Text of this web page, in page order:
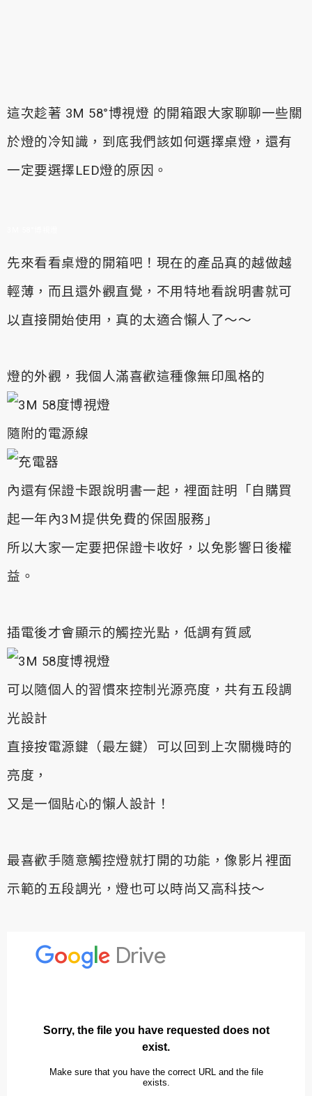
這次趁著 3M 58°博視燈 的開箱跟大家聊聊一些關
於燈的冷知識， 到底我們該如何選擇桌燈，還有
一定要選擇LED燈的原因。
先來看看桌燈的開箱吧！現在的產品真的越做越
輕薄， 而且還外觀直覺，不用特地看說明書就可
以直接開始使用，真的太適合懶人了～～
燈的外觀，我個人滿喜歡這種像無印風格的
隨附的電源線
內還有保證卡跟說明書一起，裡面註明「自購買
起一年內3Ｍ提供免費的保固服務」
所以大家一定要把保證卡收好，以免影響日後權
益。
插電後才會顯示的觸控光點，低調有質感
可以隨個人的習慣來控制光源亮度，共有五段調
光設計
直接按電源鍵（最左鍵）可以回到上次關機時的
亮度，
又是一個貼心的懶人設計！
最喜歡手隨意觸控燈就打開的功能，像影片裡面
示範的五段調光，燈也可以時尚又高科技～